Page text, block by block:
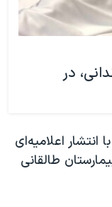
در
انتشار اعلامیه‌ای
۴۷ سالگی در بیمارستان طالقانی